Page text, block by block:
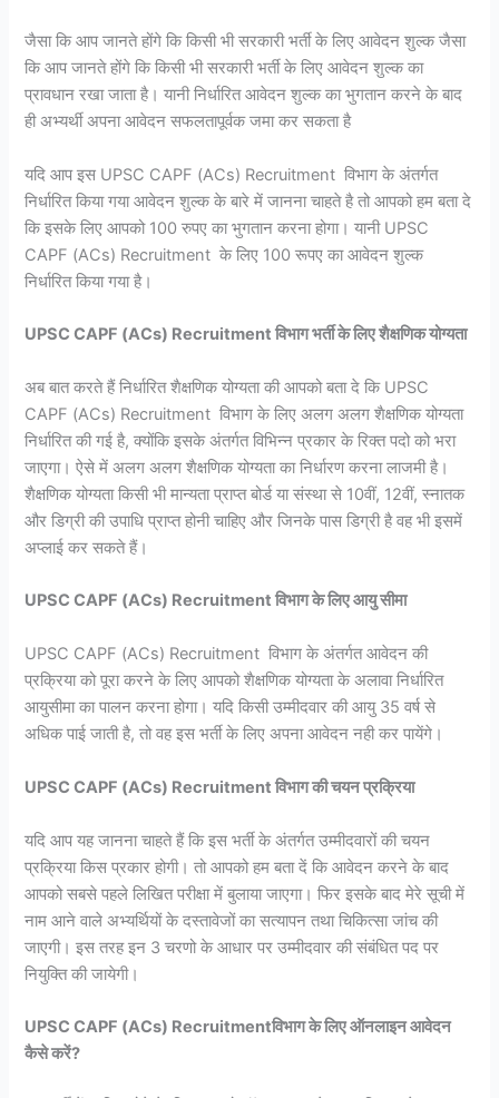
जैसा कि आप जानते होंगे कि किसी भी सरकारी भर्ती के लिए आवेदन शुल्क जैसा
कि आप जानते होंगे कि किसी भी सरकारी भर्ती के लिए आवेदन शुल्क का
प्रावधान रखा जाता है। यानी निर्धारित आवेदन शुल्क का भुगतान करने के बाद
ही अभ्यर्थी अपना आवेदन सफलतापूर्वक जमा कर सकता है
यदि आप इस UPSC CAPF (ACs) Recruitment विभाग के अंतर्गत
निर्धारित किया गया आवेदन शुल्क के बारे में जानना चाहते है तो आपको हम बता दे
कि इसके लिए आपको 100 रुपए का भुगतान करना होगा। यानी UPSC
CAPF (ACs) Recruitment के लिए 100 रूपए का आवेदन शुल्क
निर्धारित किया गया है।
UPSC CAPF (ACs) Recruitment विभाग भर्ती के लिए शैक्षणिक योग्यता
अब बात करते हैं निर्धारित शैक्षणिक योग्यता की आपको बता दे कि UPSC
CAPF (ACs) Recruitment विभाग के लिए अलग अलग शैक्षणिक योग्यता
निर्धारित की गई है, क्योंकि इसके अंतर्गत विभिन्न प्रकार के रिक्त पदो को भरा
जाएगा। ऐसे में अलग अलग शैक्षणिक योग्यता का निर्धारण करना लाजमी है।
शैक्षणिक योग्यता किसी भी मान्यता प्राप्त बोर्ड या संस्था से 10वीं, 12वीं, स्नातक
और डिग्री की उपाधि प्राप्त होनी चाहिए और जिनके पास डिग्री है वह भी इसमें
अप्लाई कर सकते हैं।
UPSC CAPF (ACs) Recruitment विभाग के लिए आयु सीमा
UPSC CAPF (ACs) Recruitment विभाग के अंतर्गत आवेदन की
प्रक्रिया को पूरा करने के लिए आपको शैक्षणिक योग्यता के अलावा निर्धारित
आयुसीमा का पालन करना होगा। यदि किसी उम्मीदवार की आयु 35 वर्ष से
अधिक पाई जाती है, तो वह इस भर्ती के लिए अपना आवेदन नही कर पायेंगे।
UPSC CAPF (ACs) Recruitment विभाग की चयन प्रक्रिया
यदि आप यह जानना चाहते हैं कि इस भर्ती के अंतर्गत उम्मीदवारों की चयन
प्रक्रिया किस प्रकार होगी। तो आपको हम बता दें कि आवेदन करने के बाद
आपको सबसे पहले लिखित परीक्षा में बुलाया जाएगा। फिर इसके बाद मेरे सूची में
नाम आने वाले अभ्यर्थियों के दस्तावेजों का सत्यापन तथा चिकित्सा जांच की
जाएगी। इस तरह इन 3 चरणो के आधार पर उम्मीदवार की संबंधित पद पर
नियुक्ति की जायेगी।
UPSC CAPF (ACs) Recruitmentविभाग के लिए ऑनलाइन आवेदन
कैसे करें?